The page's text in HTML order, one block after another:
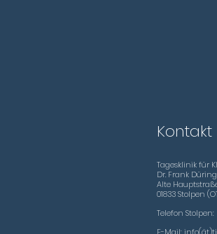
Kontakt
Tagesklinik für
Dr. Frank Düring
Alte
01833 Stolpen
Telefon